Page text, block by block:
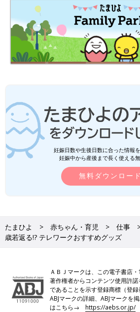
妊娠日数や生後日数に合った情報
妊娠中から産後まで長く使える
無料ダウンロード
たまひよ 赤ちゃん・育児 仕事
歳若返る!? テレワークおすすめグッズ
ＡＢＪマークは、この電子書店・
著作権者からコンテンツ使用許
であることを示す登録商標（登
ABJマークの詳細、ABJマークを
はこちら→https://aebs.or.jp/